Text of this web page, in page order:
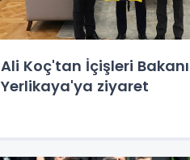
Ali Koç'tan İçişleri
Yerlikaya'ya ziyaret